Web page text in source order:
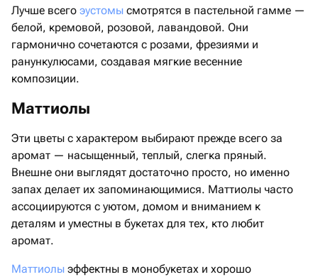
Лучше всего эустомы смотрятся в пастельной гамме —
белой, кремовой, розовой, лавандовой. Они
гармонично сочетаются с розами, фрезиями и
ранункулюсами, создавая мягкие весенние
композиции.
Маттиолы
Эти цветы с характером выбирают прежде всего за
аромат — насыщенный, теплый, слегка пряный.
Внешне они выглядят достаточно просто, но именно
запах делает их запоминающимися. Маттиолы часто
ассоциируются с уютом, домом и вниманием к
деталям и уместны в букетах для тех, кто любит
аромат.
Маттиолы эффектны в монобукетах и хорошо